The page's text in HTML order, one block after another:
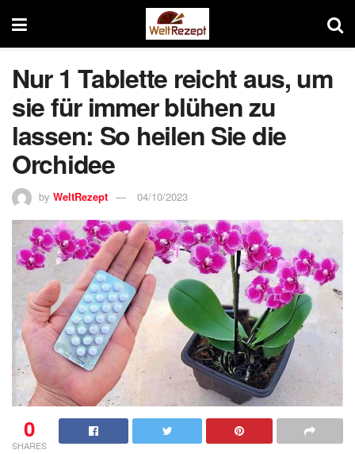
Nur 1 Tablette reicht aus, um
sie für immer blühen zu
lassen: So heilen Sie die
Orchidee
by WeltRezept 04/10/2023
0
SHARES